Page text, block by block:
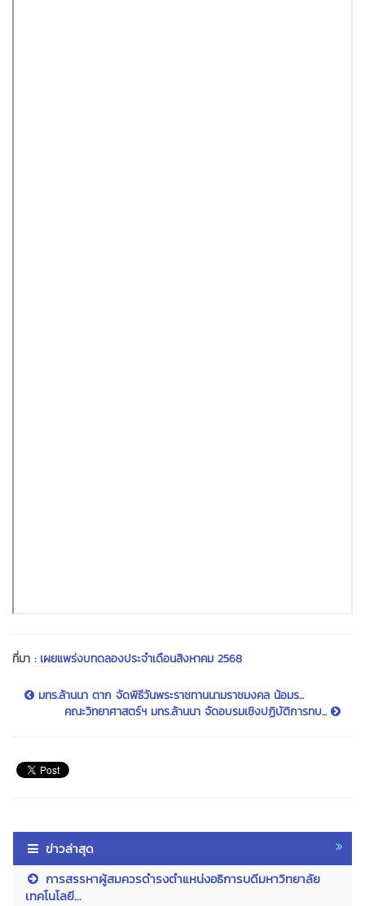
ที่มา : เผยแพร่งบทดลองประจำเดือนสิงหาคม 2568
มทร.ล้านนา ตาก จัดพิธีวันพระราชทานนามราชมงคล น้อมร...
คณะวิทยาศาสตร์ฯ มทร.ล้านนา จัดอบรมเชิงปฏิบัติการทบ...
ข่าวล่าสุด
การสรรหาผู้สมควรดำรงตำแหน่งอธิการบดีมหาวิทยาลัย
เทคโนโลยี...